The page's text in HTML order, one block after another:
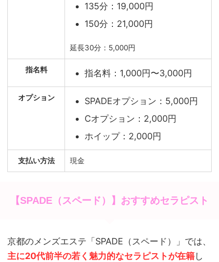
135分：19,000円
150分：21,000円
延長30分：5,000円
指名料 指名料：1,000円〜3,000円
オプション
SPADEオプション：5,000円
Cオプション：2,000円
ホイップ：2,000円
支払い方法 現金
【SPADE（スペード）】おすすめセラピスト
京都のメンズエステ「SPADE（スペード）」では、
主に20代前半の若く魅力的なセラピストが在籍し